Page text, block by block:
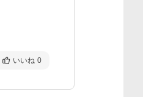
いいね 0